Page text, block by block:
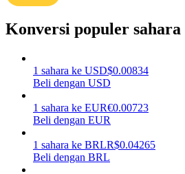
Strategi perdagangan
Konversi populer
1 sahara ke USD$0.00834
Beli dengan USD
1 sahara ke EUR€0.00723
Beli dengan EUR
1 sahara ke BRLR$0.04265
Beli dengan BRL